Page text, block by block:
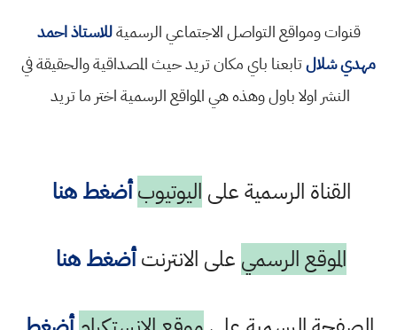
قنوات ومواقع التواصل الاجتماعي الرسميةللاستاذ احمد
مهدي شلالتابعنا باي مكان تريد حيث المصداقية والحقيقة في
النشر اولا باول وهذه هي المواقع الرسمية اختر ما تريد
القناة الرسمية على اليوتيوب أضغط هنا
الموقع الرسمي على الانترنتأضغط هنا